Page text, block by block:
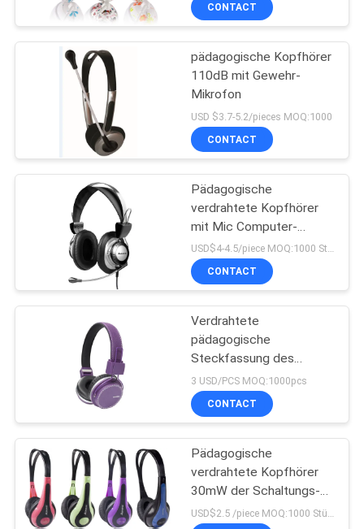
TRETEN
VERBINDUNG
FORDERN
ZITAT
SITEMAP
PRIVACY
POLICY
CONTACT
pädagogische Kopfhörer
110dB mit Gewehr-
Mikrofon
USD $3.7-5.2/pieces MOQ:1000
CONTACT
Pädagogische
verdrahtete Kopfhörer
mit Mic Computer-
Kopfhörer für Studie
USD$4-4.5/piece MOQ:1000 Stücke pro Einzelteile
CONTACT
Verdrahtete
pädagogische
Steckfassung des
Kopfhörers 3.5mm
3 USD/PCS MOQ:1000pcs
CONTACT
Pädagogische
verdrahtete Kopfhörer
30mW der Schaltungs-
40mm für PC